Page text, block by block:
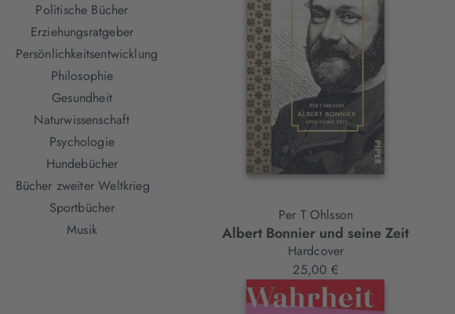
Politische Bücher
Erziehungsratgeber
Persönlichkeitsentwicklung
Philosophie
Gesundheit
Naturwissenschaft
Psychologie
Hundebücher
Bücher zweiter Weltkrieg
Sportbücher
Musik
Per T Ohlsson
Albert Bonnier und seine Zeit
Hardcover
25,00 €